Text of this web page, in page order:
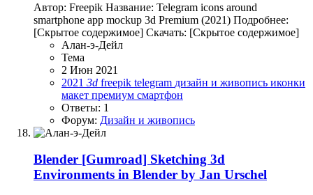
Автор: Freepik Название: Telegram icons around
smartphone app mockup 3d Premium (2021) Подробнее:
[Скрытое содержимое] Скачать: [Скрытое содержимое]
Алан-э-Дейл
Тема
2 Июн 2021
2021 3d freepik telegram дизайн и живопись иконки
макет премиум смартфон
Ответы: 1
Форум: Дизайн и живопись
Blender [Gumroad] Sketching 3d
Environments in Blender by Jan Urschel